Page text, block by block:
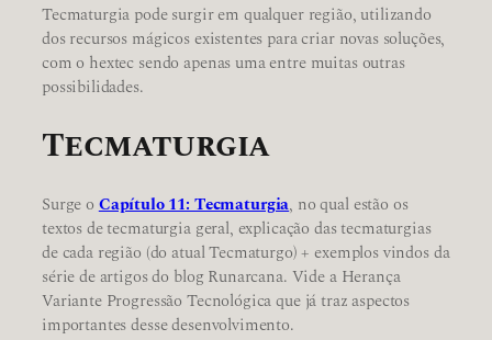
Tecmaturgia pode surgir em qualquer região, utilizando
dos recursos mágicos existentes para criar novas soluções,
com o hextec sendo apenas uma entre muitas outras
possibilidades.
Tecmaturgia
Surge oCapítulo 11: Tecmaturgia, no qual estão os
textos de tecmaturgia geral, explicação das tecmaturgias
de cada região (do atual Tecmaturgo) + exemplos vindos da
série de artigos do blog Runarcana. Vide a Herança
Variante Progressão Tecnológica que já traz aspectos
importantes desse desenvolvimento.